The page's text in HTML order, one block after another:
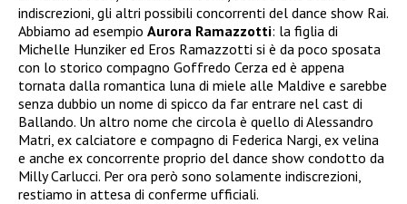
indiscrezioni, gli altri possibili concorrenti del dance show Rai.
Abbiamo ad esempio Aurora Ramazzotti: la figlia di
Michelle Hunziker ed Eros Ramazzotti si è da poco sposata
con lo storico compagno Goffredo Cerza ed è appena
tornata dalla romantica luna di miele alle Maldive e sarebbe
senza dubbio un nome di spicco da far entrare nel cast di
Ballando. Un altro nome che circola è quello di Alessandro
Matri, ex calciatore e compagno di Federica Nargi, ex velina
e anche ex concorrente proprio del dance show condotto da
Milly Carlucci. Per ora però sono solamente indiscrezioni,
restiamo in attesa di conferme ufficiali.